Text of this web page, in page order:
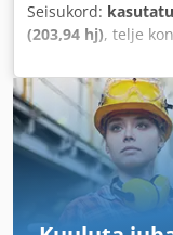
Seisukord:
(203,94 hj), telje